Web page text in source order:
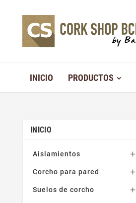
INICIO PRODUCTOS
INICIO
Aislamientos 
Corcho para pared 
Suelos de corcho 